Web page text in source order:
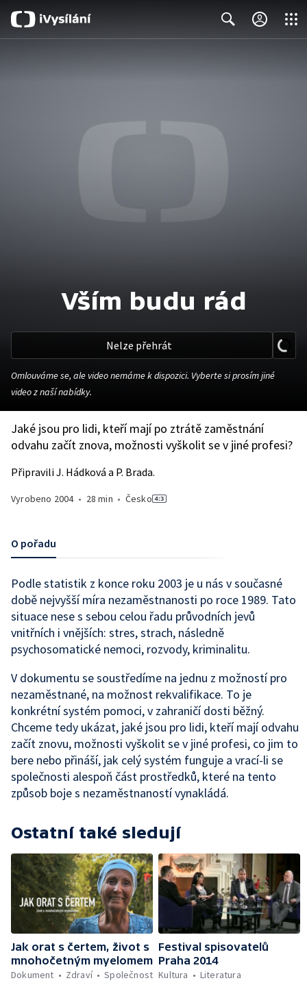
Vším budu rád
Nelze přehrát
Omlouváme se, ale video nemáme k dispozici. Vyberte si prosím jiné
video z naší nabídky.
Jaké jsou pro lidi, kteří mají po ztrátě zaměstnání
odvahu začít znova, možnosti vyškolit se v jiné profesi?
Připravili J. Hádková a P. Brada.
Vyrobeno 2004• 28 min • Česko
O pořadu
Podle statistik z konce roku 2003 je u nás v současné
době nejvyšší míra nezaměstnanosti po roce 1989. Tato
situace nese s sebou celou řadu průvodních jevů
vnitřních i vnějších: stres, strach, následně
psychosomatické nemoci, rozvody, kriminalitu.
V dokumentu se soustředíme na jednu z možností pro
nezaměstnané, na možnost rekvalifikace. To je
konkrétní systém pomoci, v zahraničí dosti běžný.
Chceme tedy ukázat, jaké jsou pro lidi, kteří mají odvahu
začít znovu, možnosti vyškolit se v jiné profesi, co jim to
bere nebo přináší, jak celý systém funguje a vrací-li se
společnosti alespoň část prostředků, které na tento
způsob boje s nezaměstnaností vynakládá.
Ostatní také sledují
Jak orat s čertem, život s
mnohočetným myelomem
Dokument
Zdraví Společnost
Festival spisovatelů
Praha 2014
Kultura
Literatura